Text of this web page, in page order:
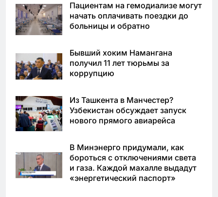
Пациентам на гемодиализе могут
начать оплачивать поездки до
больницы и обратно
Бывший хоким Намангана
получил 11 лет тюрьмы за
коррупцию
Из Ташкента в Манчестер?
Узбекистан обсуждает запуск
нового прямого авиарейса
В Минэнерго придумали, как
бороться с отключениями света
и газа. Каждой махалле выдадут
«энергетический паспорт»